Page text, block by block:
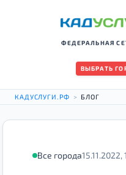
ФЕДЕРАЛЬНАЯ
ВЫБРАТЬ
КАДУСЛУГИ.РФ > БЛОГ
Все города15.11.2022,